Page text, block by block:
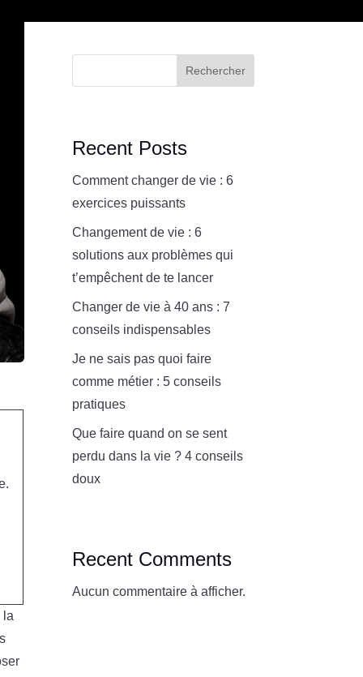
la
Rechercher
Recent Posts
Comment changer de vie : 6
exercices puissants
Changement de vie : 6
solutions aux problèmes qui
t’empêchent de te lancer
Changer de vie à 40 ans : 7
conseils indispensables
Je ne sais pas quoi faire
comme métier : 5 conseils
pratiques
Que faire quand on se sent
perdu dans la vie ? 4 conseils
doux
Recent Comments
Aucun commentaire à afficher.